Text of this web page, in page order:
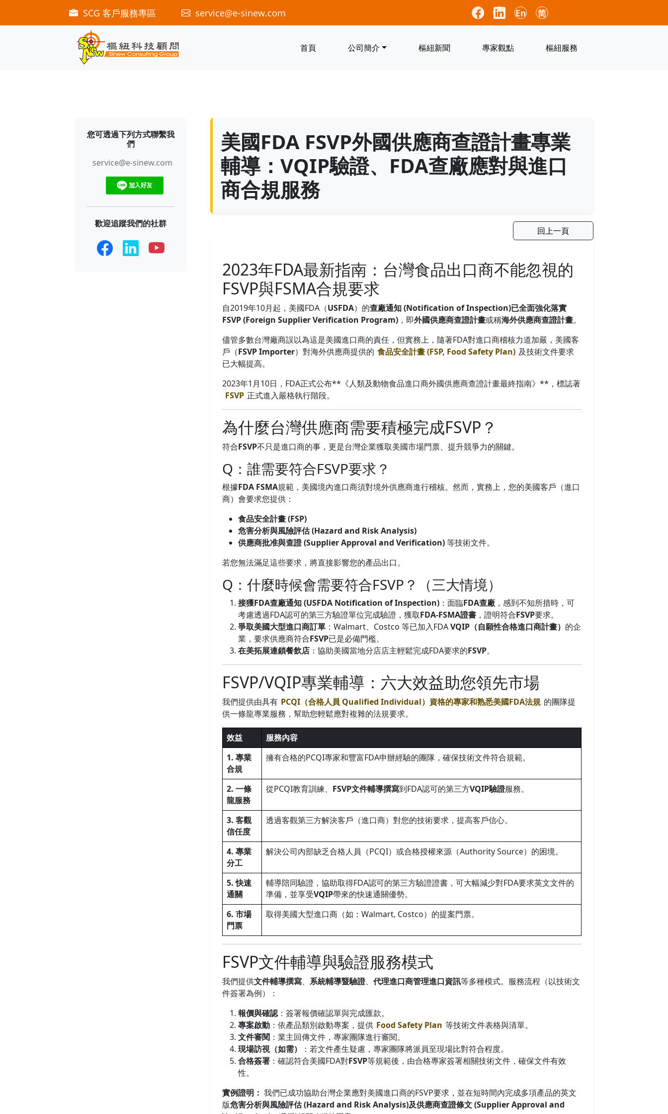
SCG 客戶服務專區 service@e-sinew.com En 简
首頁 公司簡介 樞紐新聞 專家觀點 樞紐服務
您可透過下列方式聯繫我
們
service@e-sinew.com
歡迎追蹤我們的社群
美國FDA FSVP外國供應商查證計畫專業
輔導：VQIP驗證、FDA查廠應對與進口
商合規服務
回上一頁
2023年FDA最新指南：台灣食品出口商不能忽視的
FSVP與FSMA合規要求
自2019年10月起，美國FDA（USFDA）的查廠通知 (Notification of Inspection)已全面強化落實
FSVP (Foreign Supplier Verification Program) ，即外國供應商查證計畫或稱海外供應商查證計畫。
儘管多數台灣廠商誤以為這是美國進口商的責任，但實務上，隨著FDA對進口商稽核力道加嚴，美國客
戶（FSVP Importer）對海外供應商提供的 食品安全計畫 (FSP, Food Safety Plan) 及技術文件要求
已大幅提高。
2023年1月10日，FDA正式公布**《人類及動物食品進口商外國供應商查證計畫最終指南》**，標誌著
FSVP 正式進入嚴格執行階段。
為什麼台灣供應商需要積極完成FSVP？
符合FSVP不只是進口商的事，更是台灣企業獲取美國市場門票、提升競爭力的關鍵。
Q：誰需要符合FSVP要求？
根據FDA FSMA規範，美國境內進口商須對境外供應商進行稽核。然而，實務上，您的美國客戶（進口
商）會要求您提供：
食品安全計畫 (FSP)
危害分析與風險評估 (Hazard and Risk Analysis)
供應商批准與查證 (Supplier Approval and Verification)等技術文件。
若您無法滿足這些要求，將直接影響您的產品出口。
Q：什麼時候會需要符合FSVP？（三大情境）
接獲FDA查廠通知 (USFDA Notification of Inspection) ：面臨FDA查廠 ，感到不知所措時，可
考慮透過FDA認可的第三方驗證單位完成驗證，獲取FDA-FSMA證書 ，證明符合FSVP要求。
爭取美國大型進口商訂單 ：Walmart、Costco 等已加入FDAVQIP（自願性合格進口商計畫） 的企
業，要求供應商符合FSVP已是必備門檻。
在美拓展連鎖餐飲店 ：協助美國當地分店店主輕鬆完成FDA要求的FSVP。
FSVP/VQIP專業輔導：六大效益助您領先市場
我們提供由具有 PCQI（合格人員 Qualified Individual）資格的專家和熟悉美國FDA法規 的團隊提
供一條龍專業服務，幫助您輕鬆應對複雜的法規要求。
效益
服務內容
1. 專業
合規
擁有合格的PCQI專家和豐富FDA申辦經驗的團隊，確保技術文件符合規範。
2. 一條
龍服務
從PCQI教育訓練、 FSVP文件輔導撰寫到FDA認可的第三方VQIP驗證服務。
3. 客觀
信任度
透過客觀第三方解決客戶（進口商）對您的技術要求，提高客戶信心。
4. 專業
分工
解決公司內部缺乏合格人員（PCQI）或合格授權來源（Authority Source）的困境。
5. 快速
通關
輔導陪同驗證，協助取得FDA認可的第三方驗證證書，可大幅減少對FDA要求英文文件的
準備，並享受VQIP帶來的快速通關優勢。
6. 市場
門票
取得美國大型進口商（如：Walmart, Costco）的提案門票。
FSVP文件輔導與驗證服務模式
我們提供文件輔導撰寫、 系統輔導暨驗證、 代理進口商管理進口資訊等多種模式。服務流程（以技術文
件簽署為例）：
報價與確認：簽署報價確認單與完成匯款。
專案啟動 ：依產品類別啟動專案，提供 Food Safety Plan 等技術文件表格與清單。
文件審閱 ：業主回傳文件，專家團隊進行審閱。
現場訪視（如需）
：若文件產生疑慮，專家團隊將派員至現場比對符合程度。
合格簽署 ：確認符合美國FDA對FSVP等規範後，由合格專家簽署相關技術文件，確保文件有效
性。
實例證明： 我們已成功協助台灣企業應對美國進口商的FSVP要求，並在短時間內完成多項產品的英文
版危害分析與風險評估 (Hazard and Risk Analysis)及供應商查證條文 (Supplier Approval and